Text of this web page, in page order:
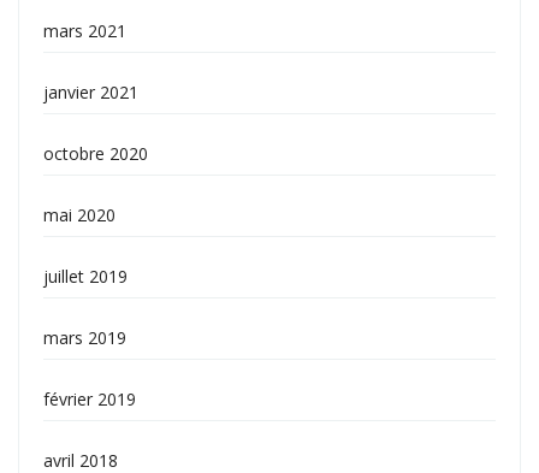
mars 2021
janvier 2021
octobre 2020
mai 2020
juillet 2019
mars 2019
février 2019
avril 2018